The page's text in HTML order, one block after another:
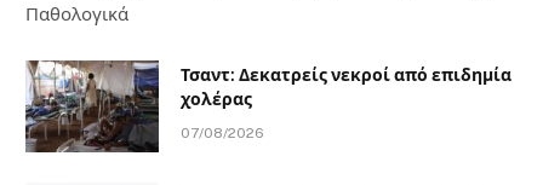
Παθολογικά
Τσαντ: Δεκατρείς νεκροί από επιδημία
χολέρας
07/08/2026